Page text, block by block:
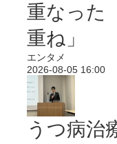
重なった
重ね」
エンタメ
2026-08-05 16:00
うつ病治